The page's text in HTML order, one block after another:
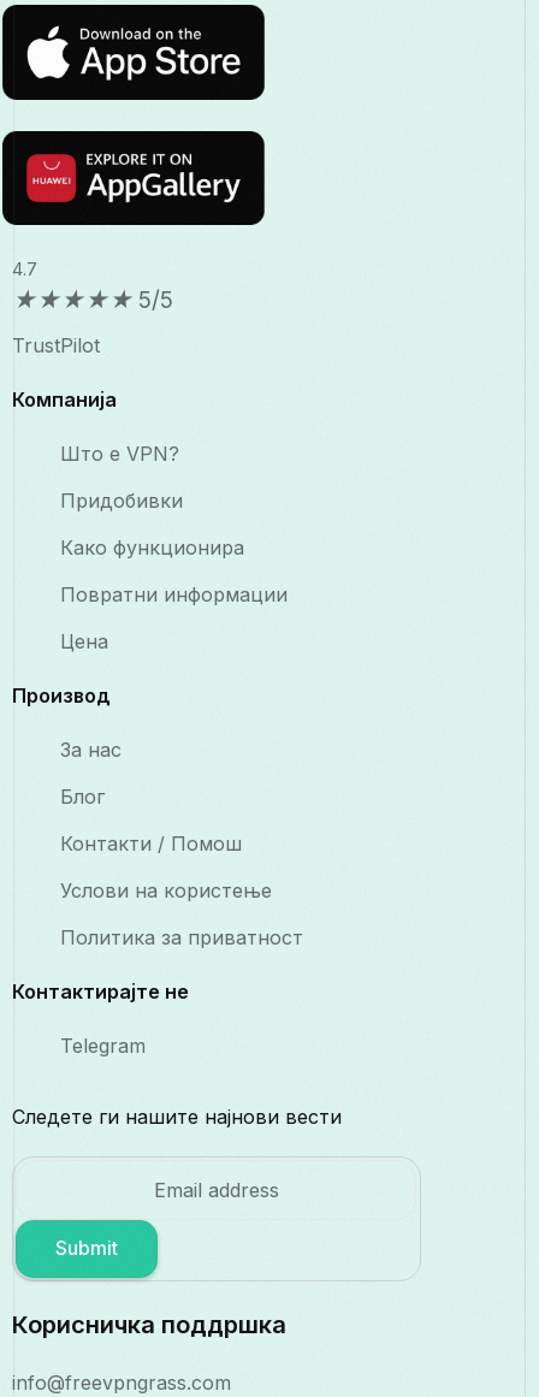
4.7
★★★★★ 5/5
TrustPilot
Компанија
Што е VPN?
Придобивки
Како функционира
Повратни информации
Цена
Производ
За нас
Блог
Контакти / Помош
Услови на користење
Политика за приватност
Контактирајте не
Telegram
Следете ги нашите најнови вести
Submit
Корисничка поддршка
info@freevpngrass.com